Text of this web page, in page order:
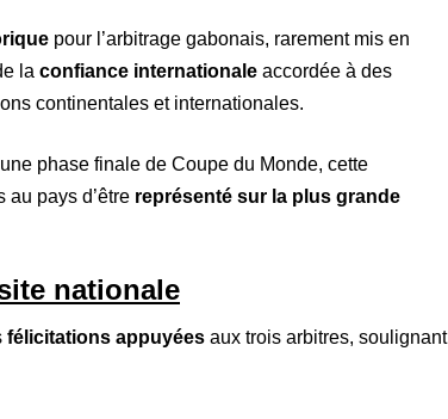
pour l’arbitrage gabonais, rarement mis en
la confiance internationale accordée à des
continentales et internationales.
phase finale de Coupe du Monde, cette
au pays d’être représenté sur la plus grande
nationale
félicitations appuyées aux trois arbitres, soulignant